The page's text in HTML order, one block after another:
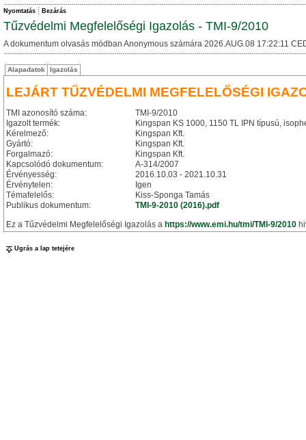
Nyomtatás Bezárás
Tűzvédelmi Megfelelőségi Igazolás - TMI-9/2010
A dokumentum olvasás módban Anonymous számára 2026.AUG.08 17:22:11
Alapadatok Igazolás
LEJÁRT TŰZVÉDELMI MEGFELELŐSÉGI
TMI azonosító száma:
TMI-9/2010
Igazolt termék:
Kingspan KS 1000, 1150 TL IPN típusú,
Kérelmező:
Kingspan Kft.
Gyártó:
Kingspan Kft.
Forgalmazó:
Kingspan Kft.
Kapcsolódó dokumentum:
A-314/2007
Érvényesség:
2016.10.03 - 2021.10.31
Érvénytelen:
Igen
Témafelelős:
Kiss-Sponga Tamás
Publikus dokumentum:
TMI-9-2010 (2016).pdf
Ez a Tűzvédelmi Megfelelőségi Igazolás a https://www.emi.hu/tmi/TMI-9/2010
Ugrás a lap tetejére